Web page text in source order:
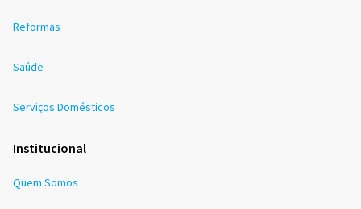
Reformas
Saúde
Serviços Domésticos
Institucional
Quem Somos